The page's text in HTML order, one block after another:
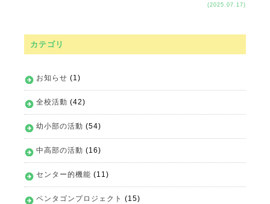
(2025.07.17)
カテゴリ
お知らせ (1)
全校活動 (42)
幼小部の活動 (54)
中高部の活動 (16)
センター的機能 (11)
ペンタゴンプロジェクト (15)